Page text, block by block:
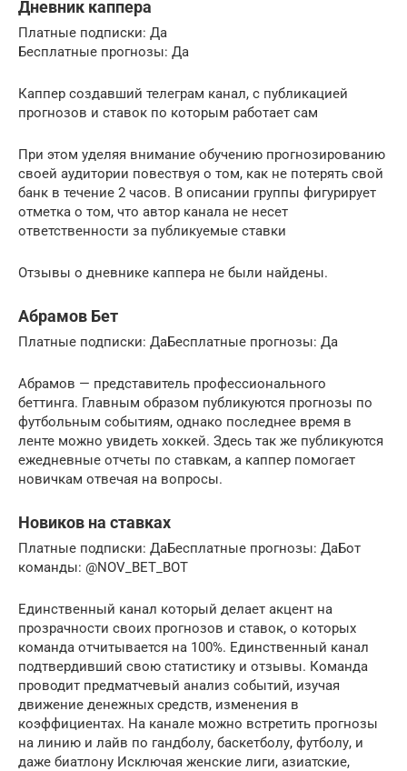
Дневник каппера
Платные подписки: Да
Бесплатные прогнозы: Да
Каппер создавший телеграм канал, с публикацией
прогнозов и ставок по которым работает сам
При этом уделяя внимание обучению прогнозированию
своей аудитории повествуя о том, как не потерять свой
банк в течение 2 часов. В описании группы фигурирует
отметка о том, что автор канала не несет
ответственности за публикуемые ставки
Отзывы о дневнике каппера не были найдены.
Абрамов Бет
Платные подписки: ДаБесплатные прогнозы: Да
Абрамов — представитель профессионального
беттинга. Главным образом публикуются прогнозы по
футбольным событиям, однако последнее время в
ленте можно увидеть хоккей. Здесь так же публикуются
ежедневные отчеты по ставкам, а каппер помогает
новичкам отвечая на вопросы.
Новиков на ставках
Платные подписки: ДаБесплатные прогнозы: ДаБот
команды: @NOV_BET_BOT
Единственный канал который делает акцент на
прозрачности своих прогнозов и ставок, о которых
команда отчитывается на 100%. Единственный канал
подтвердивший свою статистику и отзывы. Команда
проводит предматчевый анализ событий, изучая
движение денежных средств, изменения в
коэффициентах. На канале можно встретить прогнозы
на линию и лайв по гандболу, баскетболу, футболу, и
даже биатлону Исключая женские лиги, азиатские,